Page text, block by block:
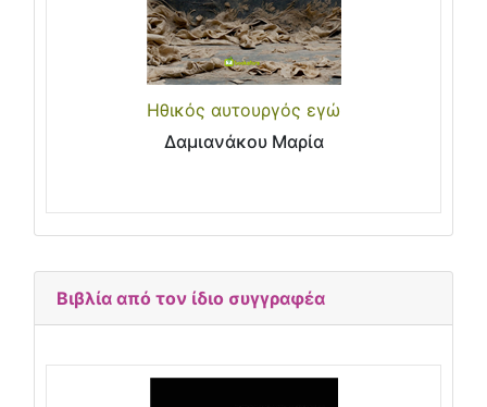
Ηθικός αυτουργός εγώ
Δαμιανάκου Μαρία
Βιβλία από τον ίδιο συγγραφέα